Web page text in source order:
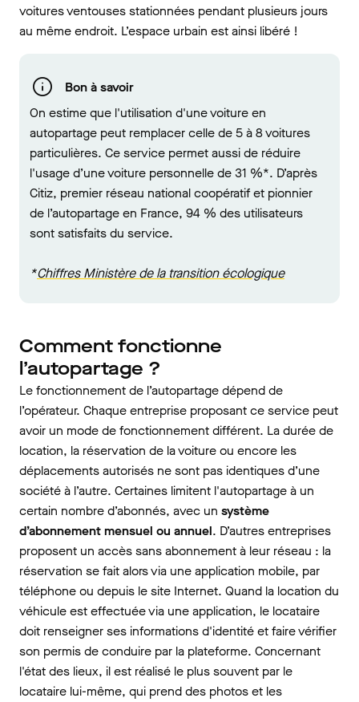
voitures ventouses stationnées pendant plusieurs jours
au même endroit. L’espace urbain est ainsi libéré !
Bon à savoir
On estime que l'utilisation d'une voiture en
autopartage peut remplacer celle de 5 à 8 voitures
particulières. Ce service permet aussi de réduire
l'usage d’une voiture personnelle de 31 %*. D’après
Citiz, premier réseau national coopératif et pionnier
de l’autopartage en France, 94 % des utilisateurs
sont satisfaits du service.
*Chiffres Ministère de la transition écologique
Comment fonctionne
l’autopartage ?
Le fonctionnement de l’autopartage dépend de
l’opérateur. Chaque entreprise proposant ce service peut
avoir un mode de fonctionnement différent. La durée de
location, la réservation de la voiture ou encore les
déplacements autorisés ne sont pas identiques d’une
société à l’autre. Certaines limitent l'autopartage à un
certain nombre d’abonnés, avec un système
d’abonnement mensuel ou annuel. D’autres entreprises
proposent un accès sans abonnement à leur réseau : la
réservation se fait alors via une application mobile, par
téléphone ou depuis le site Internet. Quand la location du
véhicule est effectuée via une application, le locataire
doit renseigner ses informations d'identité et faire vérifier
son permis de conduire par la plateforme. Concernant
l'état des lieux, il est réalisé le plus souvent par le
locataire lui-même, qui prend des photos et les